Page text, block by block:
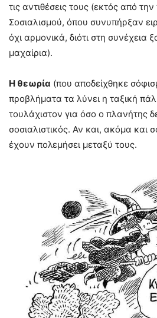
τις αντιθέσεις τους (εκτός από
Σοσιαλισμού, όπου συνυπήρξαν
όχι αρμονικά, διότι στη συνέχεια
μαχαίρια).
Η θεωρία (που αποδείχθηκε
προβλήματα τα λύνει η ταξική
τουλάχιστον για όσο ο πλανήτης
σοσιαλιστικός. Αν και, ακόμα και
έχουν πολεμήσει μεταξύ τους.